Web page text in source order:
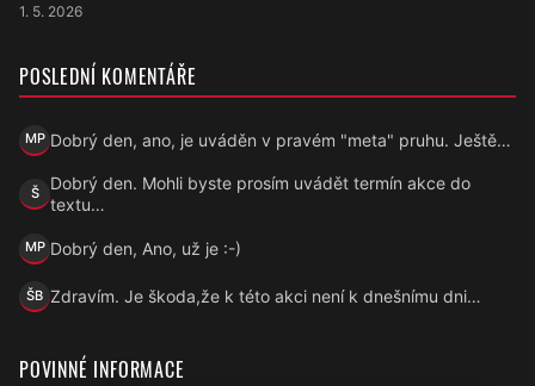
1. 5. 2026
POSLEDNÍ KOMENTÁŘE
MPMarek Přecechtěl
Dobrý den, ano, je uváděn v pravém "meta" pruhu. Ještě…
ŠŠárka
Dobrý den. Mohli byste prosím uvádět termín akce do
textu…
MPMarek Přecechtěl
Dobrý den, Ano, už je :-)
ŠBŠárka B.
Zdravím. Je škoda,že k této akci není k dnešnímu dni…
POVINNÉ INFORMACE